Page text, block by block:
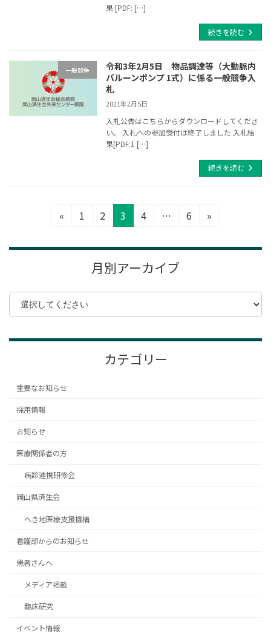
果 [PDF: […]
続きを読む
一般競争
令和3年2月5日 物品調達等（大動脈内
バルーンポンプ 1式）に係る一般競争入
札
2021年2月5日
入札公告はこちらからダウンロードしてくださ
い。 入札への参加受付は終了しました 入札結
果[PDF:1 […]
続きを読む
ナ
ゲ
ー
シ
«
固
ペ
1
固
ペ
ジ
2
固
定
ペ
ジ
3
固
ペ
ジ
4 …
固
ペ
6 »
月別アーカイブ
カテゴリー
重要なお知らせ
採用情報
お知らせ
医療関係者の方
病診連携研修会
岡山県済生会
へき地医療支援機構
看護部からのお知らせ
患者さんへ
メディア掲載
臨床研究
イベント情報